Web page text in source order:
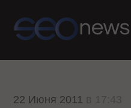
22 Июня 2011